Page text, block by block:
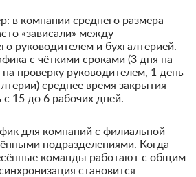
в компании среднего размера
«зависали» между
руководителем и бухгалтерией.
с чёткими сроками (3 дня на
на проверку руководителем, 1 день
среднее время закрытия
с 15 до 6 рабочих дней.
для компаний с филиальной
подразделениями. Когда
команды работают с общим
становится